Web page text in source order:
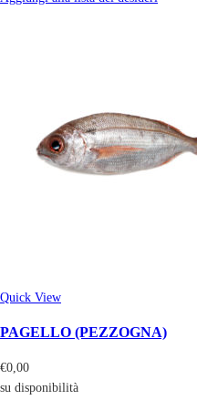
Quick View
PAGELLO (PEZZOGNA)
€0,00
su disponibilità